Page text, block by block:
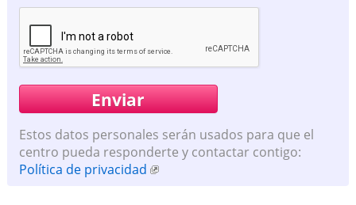
Estos datos personales serán usados para que el
centro pueda responderte y contactar contigo:
Política de privacidad